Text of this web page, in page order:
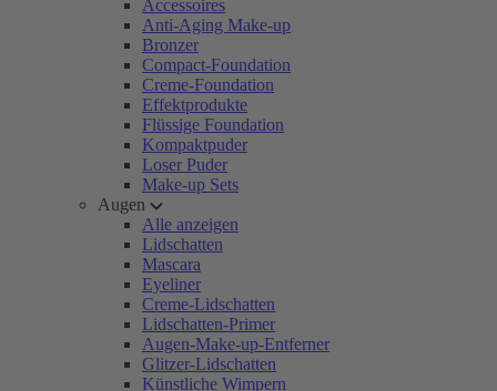
Accessoires
Anti-Aging Make-up
Bronzer
Compact-Foundation
Creme-Foundation
Effektprodukte
Flüssige Foundation
Kompaktpuder
Loser Puder
Make-up Sets
Augen
Alle anzeigen
Lidschatten
Mascara
Eyeliner
Creme-Lidschatten
Lidschatten-Primer
Augen-Make-up-Entferner
Glitzer-Lidschatten
Künstliche Wimpern